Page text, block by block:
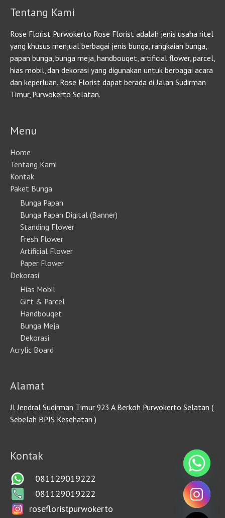
Tentang Kami
Rose Florist Purwokerto Rose Florist adalah jenis usaha ritel
yang khusus menjual berbagai jenis bunga, rangkaian bunga,
papan bunga, bunga meja, handbouqet, artificial flower, parcel,
hias mobil, dan dekorasi yang digunakan untuk berbagai acara
dan keperluan. Rose Florist dapat berada di Jalan Sudirman
Timur, Purwokerto Selatan.
Menu
Home
Tentang Kami
Kontak
Paket Bunga
Bunga Papan
Bunga Papan Digital (Banner)
Standing Flower
Fresh Flower
Artificial Flower
Paper Flower
Dekorasi
Hias Mobil
Gift & Parcel
Handbouqet
Bunga Meja
Dekorasi
Acrylic Board
Alamat
Jl Jendral Sudirman Timur 923 A Berkoh Purwokerto Selatan (
Sebelah BPJS Kesehatan )
Kontak
081129019222
081129019222
rosefloristpurwokerto
HIDE CHATY